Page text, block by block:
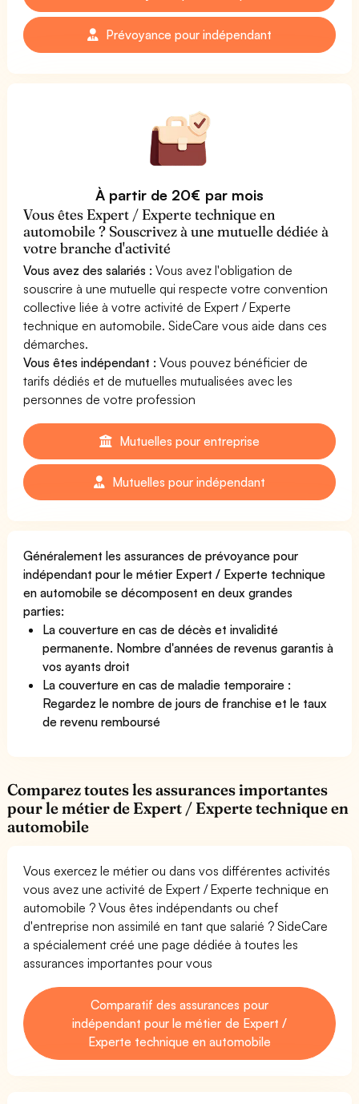
Prévoyance pour indépendant
À partir de 20€ par mois
Vous êtes Expert / Experte technique en
automobile ? Souscrivez à une mutuelle dédiée à
votre branche d'activité
Vous avez des salariés : Vous avez l'obligation de
souscrire à une mutuelle qui respecte votre convention
collective liée à votre activité de Expert / Experte
technique en automobile. SideCare vous aide dans ces
démarches.
Vous êtes indépendant : Vous pouvez bénéficier de
tarifs dédiés et de mutuelles mutualisées avec les
personnes de votre profession
Mutuelles pour entreprise
Mutuelles pour indépendant
Généralement les assurances de prévoyance pour
indépendant pour le métier Expert / Experte technique
en automobile se décomposent en deux grandes
parties:
La couverture en cas de décès et invalidité
permanente. Nombre d'années de revenus garantis à
vos ayants droit
La couverture en cas de maladie temporaire :
Regardez le nombre de jours de franchise et le taux
de revenu remboursé
Comparez toutes les assurances importantes
pour le métier de Expert / Experte technique en
automobile
Vous exercez le métier ou dans vos différentes activités
vous avez une activité de Expert / Experte technique en
automobile ? Vous êtes indépendants ou chef
d'entreprise non assimilé en tant que salarié ? SideCare
a spécialement créé une page dédiée à toutes les
assurances importantes pour vous
Comparatif des assurances pour
indépendant pour le métier de Expert /
Experte technique en automobile